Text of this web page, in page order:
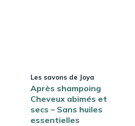
Les savons de Joya
Après shampoing
Cheveux abimés et
secs – Sans huiles
essentielles